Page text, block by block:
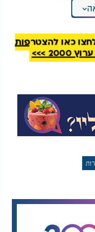
של האר"י הקדוש
כאן להצטרפות
>>>